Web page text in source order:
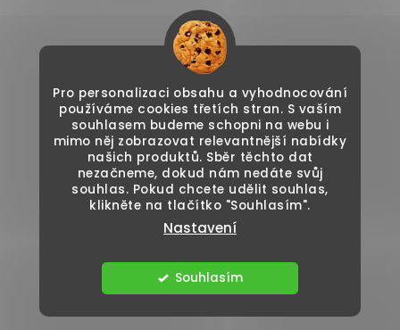
Pro personalizaci obsahu a vyhodnocování
používáme cookies třetích stran. S vaším
souhlasem budeme schopni na webu i
mimo něj zobrazovat relevantnější nabídky
našich produktů. Sběr těchto dat
nezačneme, dokud nám nedáte svůj
souhlas. Pokud chcete udělit souhlas,
klikněte na tlačítko "Souhlasím".
Nastavení
Souhlasím